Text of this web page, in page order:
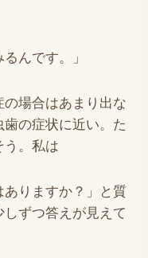
んです。」
場合はあまり出な
の症状に近い。た
う。私は
ありますか？」と質
ずつ答えが見えて